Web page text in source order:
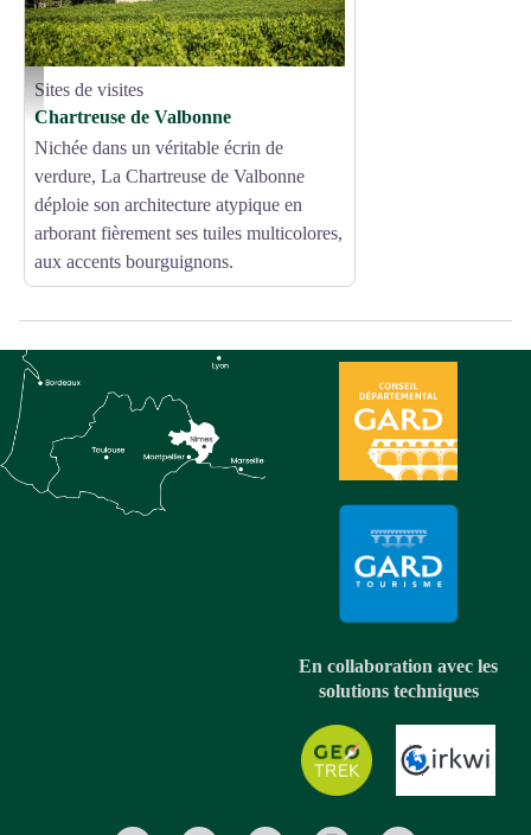
La Chartreuse de Valbonne - Eddy Termini
Sites de visites
Chartreuse de Valbonne
Nichée dans un véritable écrin de
verdure, La Chartreuse de Valbonne
déploie son architecture atypique en
arborant fièrement ses tuiles multicolores,
aux accents bourguignons.
En collaboration avec les
solutions techniques